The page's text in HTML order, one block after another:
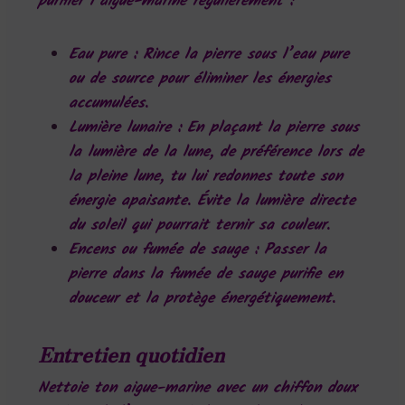
Eau pure: Rince la pierre sous l’eau pure
ou de source pour éliminer les énergies
accumulées.
Lumière lunaire: En plaçant la pierre sous
la lumière de la lune, de préférence lors de
la pleine lune, tu lui redonnes toute son
énergie apaisante. Évite la lumière directe
du soleil qui pourrait ternir sa couleur.
Encens ou fumée de sauge: Passer la
pierre dans la fumée de sauge purifie en
douceur et la protège énergétiquement.
Entretien quotidien
Nettoie ton aigue-marine avec un chiffon doux